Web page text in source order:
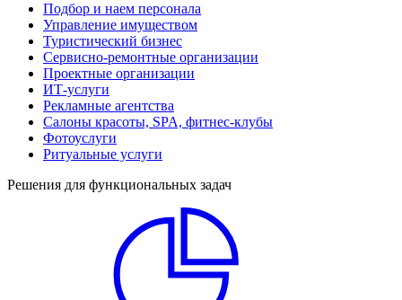
Подбор и наем персонала
Управление имуществом
Туристический бизнес
Сервисно-ремонтные организации
Проектные организации
ИТ-услуги
Рекламные агентства
Салоны красоты, SPA, фитнес-клубы
Фотоуслуги
Ритуальные услуги
Решения для функциональных задач